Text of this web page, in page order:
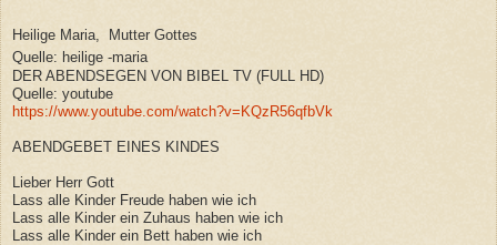
DER ABENDSEGEN VON BIBEL TV (FULL HD)
Quelle: youtube
https://www.youtube.com/watch?v=KQzR56qfbVk
ABENDGEBET EINES KINDES
Lieber Herr Gott
Lass alle Kinder Freude haben wie ich
Lass alle Kinder ein Zuhaus haben wie ich
Lass alle Kinder ein Bett haben wie ich
Heilige Maria, Mutter Gottes
Quelle: heilige -maria